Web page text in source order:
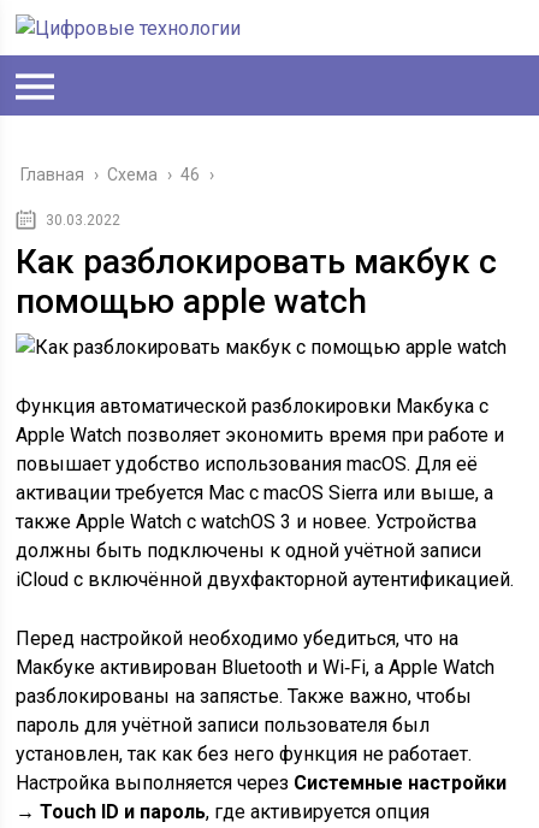
Главная › Схема › 46 ›
30.03.2022
Как разблокировать макбук с
помощью apple watch
Функция автоматической разблокировки Макбука с
Apple Watch позволяет экономить время при работе и
повышает удобство использования macOS. Для её
активации требуется Mac с macOS Sierra или выше, а
также Apple Watch с watchOS 3 и новее. Устройства
должны быть подключены к одной учётной записи
iCloud с включённой двухфакторной аутентификацией.
Перед настройкой необходимо убедиться, что на
Макбуке активирован Bluetooth и Wi‑Fi, а Apple Watch
разблокированы на запястье. Также важно, чтобы
пароль для учётной записи пользователя был
установлен, так как без него функция не работает.
Настройка выполняется через Системные настройки
→ Touch ID и пароль, где активируется опция